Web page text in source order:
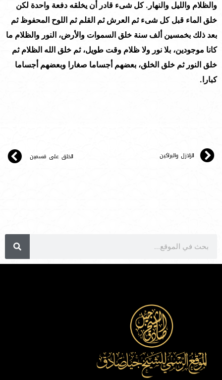
والظلام والليل والنهار. كل شىء قادر أن يخلقه دفعة واحدة لكن
خلق الماء قبل كل شىء ثم العرش ثم القلم ثم اللوح المحفوظ ثم
بعد ذلك بخمسين ألف سنة خلق السموات والأرض، النور والظلام ما
كانا موجودين، بلا نور ولا ظلام وقت طويل، ثم خلق الله الظلام ثم
خلق النور ثم خلق الخلق، بعضهم أجساما صغارا وبعضهم أجساما
كبارا.
الزلازل والبراكين الخلق على قسمين